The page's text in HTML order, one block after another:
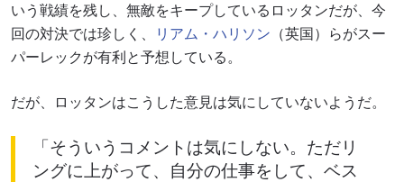
いう戦績を残し、無敵をキープしているロッタンだが、今
回の対決では珍しく、
リアム・ハリソン （英国）らがスー
パーレックが有利と予想している。
だが、ロッタンはこうした意見は気にしていないようだ。
「そういうコメントは気にしない。ただリ
ングに上がって、自分の仕事をして、ベス